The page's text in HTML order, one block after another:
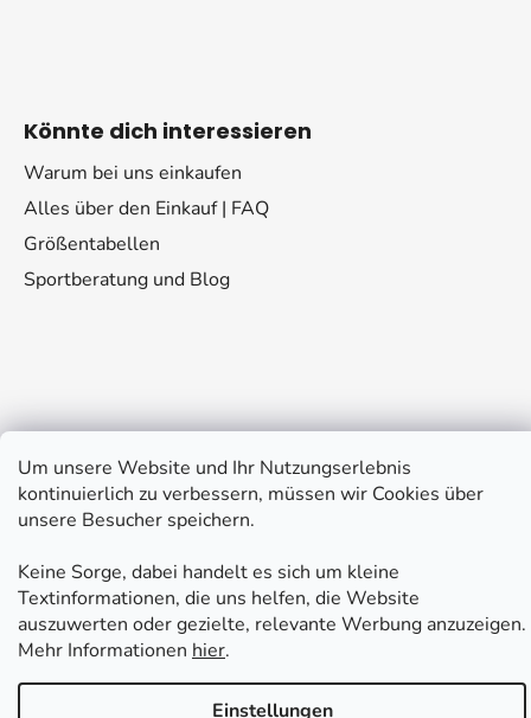
Um unsere Website und Ihr Nutzungserlebnis
kontinuierlich zu verbessern, müssen wir Cookies über
unsere Besucher speichern.
Keine Sorge, dabei handelt es sich um kleine
Textinformationen, die uns helfen, die Website
auszuwerten oder gezielte, relevante Werbung anzuzeigen.
Mehr Informationen hier.
Einstellungen
Könnte dich interessieren
Warum bei uns einkaufen
Alles über den Einkauf | FAQ
Größentabellen
Sportberatung und Blog
Kontakt
eshop@fitplus.at
Erstellt von Shoptet Premium